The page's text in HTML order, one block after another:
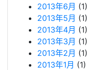
2013年6月 (1)
2013年5月 (1)
2013年4月 (1)
2013年3月 (1)
2013年2月 (1)
2013年1月 (1)